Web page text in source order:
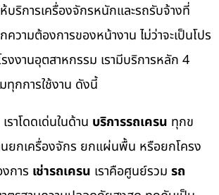
บริการเครื่องจักรหนักและรถรับจ้างที่
ามต้องการของหน้างาน ไม่ว่าจะเป็นโปร
งงานอุตสาหกรรม เรามีบริการหลัก 4
ทุกการใช้งาน ดังนี้
เราโดดเด่นในด้าน บริการรถเครน ทุกข
ยกเครื่องจักร ยกแผ่นพื้น หรือยกโครง
การ เช่ารถเครน เราคือศูนย์รวม รถ